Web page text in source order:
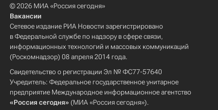
© 2026 МИА «Россия сегодня»
Вакансии
Сетевое издание РИА Новости зарегистрировано
в Федеральной службе по надзору в сфере связи,
информационных технологий и массовых коммуникаций
(Роскомнадзор) 08 апреля 2014 года.
Свидетельство о регистрации Эл № ФС77-57640
Учредитель: Федеральное государственное унитарное
предприятие Международное информационное агентство
«Россия сегодня» (МИА «Россия сегодня»).